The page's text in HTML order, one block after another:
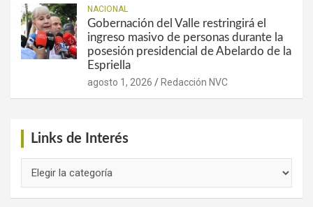
NACIONAL
Gobernación del Valle restringirá el
ingreso masivo de personas durante la
posesión presidencial de Abelardo de la
Espriella
agosto 1, 2026 Redacción NVC
Links de Interés